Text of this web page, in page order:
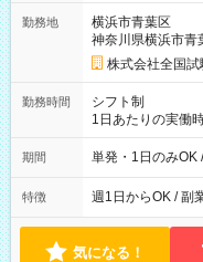
例】 ・河合塾模
×8時間＝日収
円の場合あり ・
円（役割手当＋100
間】試用期間なし
勤務地
横浜市青葉区
神奈川県横浜市青
株式会社全国
勤務時間
シフト制
1日あたりの実働
間は 試験により
期間 単発・1日のみOK
特徴 週1日からOK / 副
気になる！